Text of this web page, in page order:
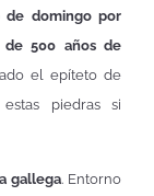
de domingo por
de 500 años de
el epíteto de
piedras si
gallega. Entorno